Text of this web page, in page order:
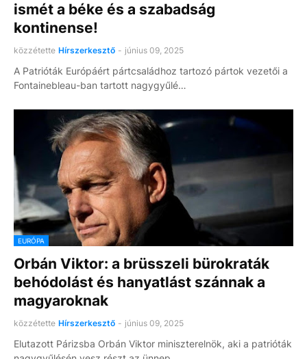
ismét a béke és a szabadság
kontinense!
közzétette Hírszerkesztő - június 09, 2025
A Patrióták Európáért pártcsaládhoz tartozó pártok vezetői a
Fontainebleau-ban tartott nagygyűlé…
EURÓPA
Orbán Viktor: a brüsszeli bürokraták
behódolást és hanyatlást szánnak a
magyaroknak
közzétette Hírszerkesztő - június 09, 2025
Elutazott Párizsba Orbán Viktor miniszterelnök, aki a patrióták